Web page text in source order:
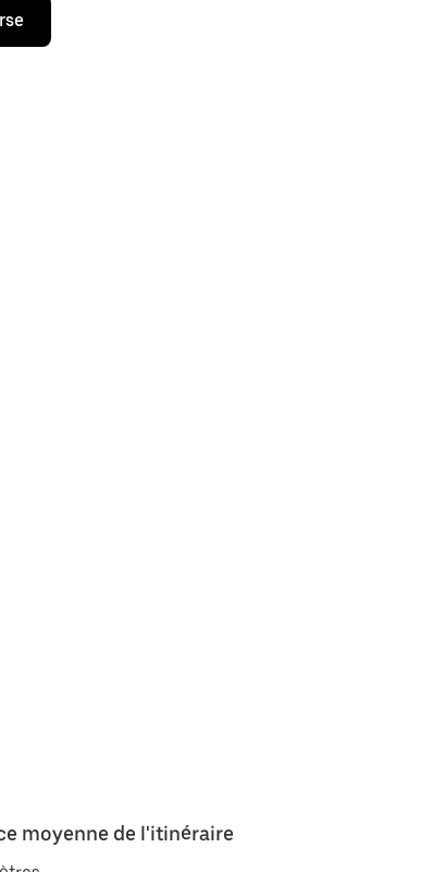
moyenne de l'itinéraire